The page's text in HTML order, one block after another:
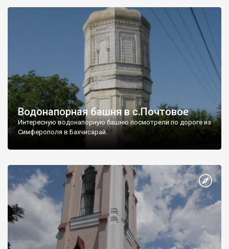
Водонапорная башня в с.Почтовое
Интересную водонапорную башню посмотрели по дороге из
Симферополя в Бахчисарай.